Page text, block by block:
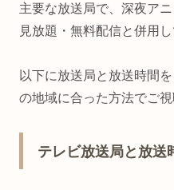
主要な放送局で、深夜ア
見放題・無料配信と併用
以下に放送局と放送時間
の地域に合った方法でご視
テレビ放送局と放送